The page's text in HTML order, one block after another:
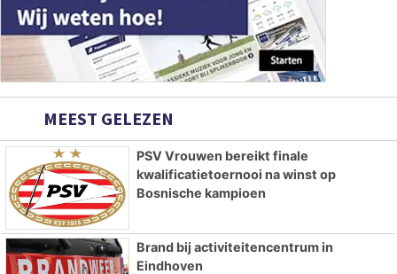
MEEST GELEZEN
PSV Vrouwen bereikt finale
kwalificatietoernooi na winst op
Bosnische kampioen
Brand bij activiteitencentrum in
Eindhoven